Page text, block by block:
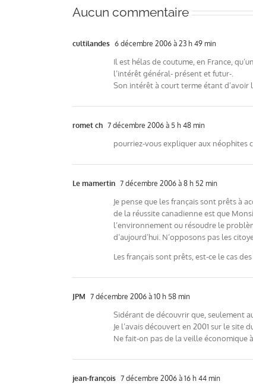
Aucun commentaire
cultilandes 6 décembre 2006 à 23 h 49 min
Il est hélas de coutume, en France,
l’intérêt général- présent et futur-.
Son intérêt à court terme étant d’avoir
romet ch 7 décembre 2006 à 5 h 48 min
pourriez-vous expliquer aux néophites
Le mamertin 7 décembre 2006 à 8 h 52 min
Je pense que les français sont prêts à
de la réussite canadienne est que
l’environnement ou résoudre le
d’aujourd’hui. N’opposons pas les
Les français sont prêts, est-ce le cas
JPM 7 décembre 2006 à 10 h 58 min
Sidérant de découvrir que, seulement
Je l’avais découvert en 2001 sur le site
Ne fait-on pas de la veille économique à
jean-françois 7 décembre 2006 à 16 h 44 min